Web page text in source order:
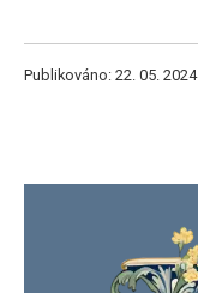
Publikováno: 22. 05. 2024